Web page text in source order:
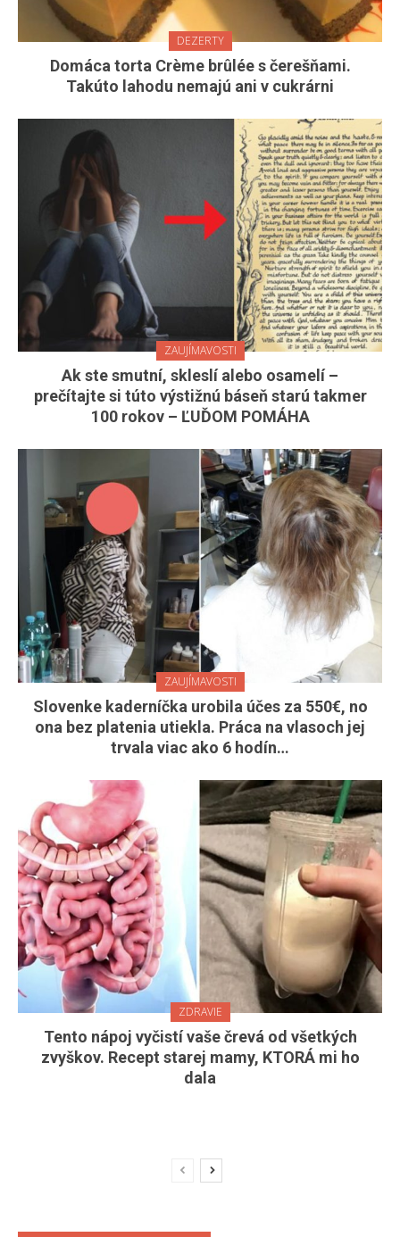
DEZERTY
Domáca torta Crème brûlée s čerešňami.
Takúto lahodu nemajú ani v cukrárni
ZAUJÍMAVOSTI
Ak ste smutní, skleslí alebo osamelí –
prečítajte si túto výstižnú báseň starú takmer
100 rokov – ĽUĎOM POMÁHA
ZAUJÍMAVOSTI
Slovenke kaderníčka urobila účes za 550€, no
ona bez platenia utiekla. Práca na vlasoch jej
trvala viac ako 6 hodín…
ZDRAVIE
Tento nápoj vyčistí vaše črevá od všetkých
zvyškov. Recept starej mamy, KTORÁ mi ho
dala